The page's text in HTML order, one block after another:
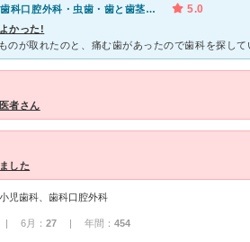
歯科口腔外科・虫歯・歯と歯茎の痛み・腫れ・出血 5.0
かった!
者さん
した
児歯科、歯科口腔外科
6月： 27 | 年間： 454